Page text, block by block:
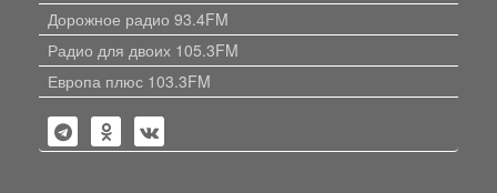
Дорожное радио 93.4FM
Радио для двоих 105.3FM
Европа плюс 103.3FM